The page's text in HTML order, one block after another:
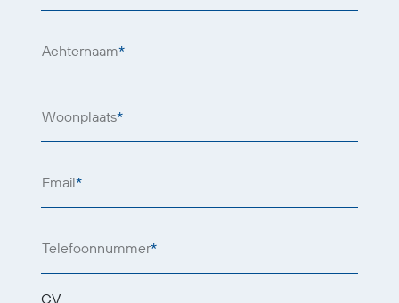
Achternaam*
Woonplaats*
Email*
Telefoonnummer*
CV